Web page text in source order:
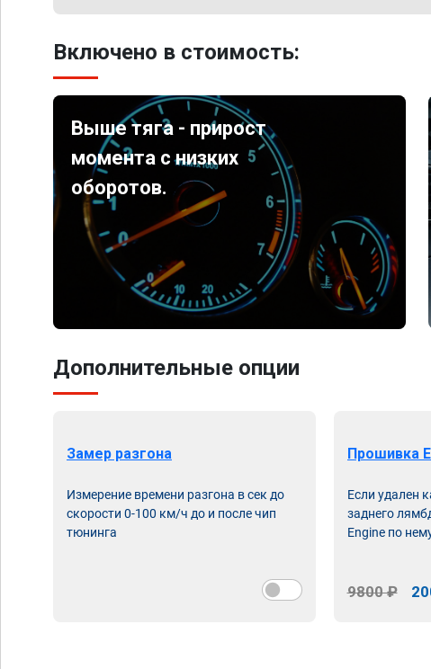
Включено в стоимость:
Выше тяга - прирост
момента с низких
оборотов.
Дополнительные опции
Замер разгона
Измерение времени разгона в сек до
скорости 0-100 км/ч до и после чип
тюнинга
Прошивка
Если удален
заднего
Engine по
9800 ₽